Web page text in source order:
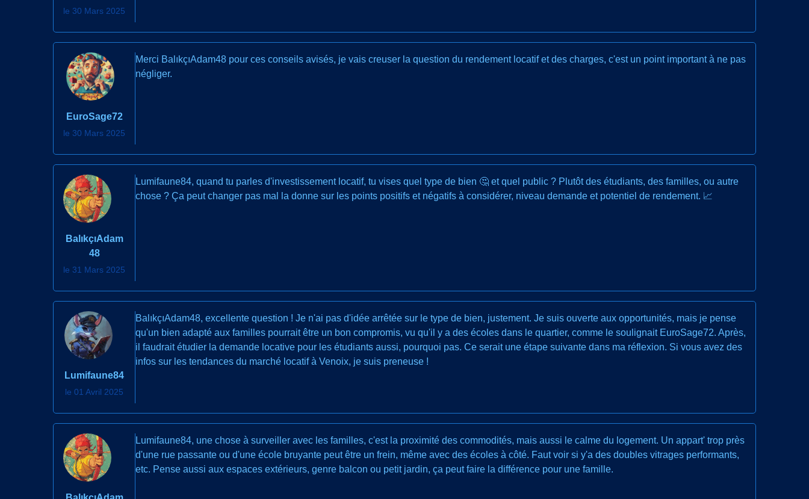
le 30 Mars 2025
EuroSage72
le 30 Mars 2025
Merci BalıkçıAdam48 pour ces conseils avisés, je vais creuser la question du rendement locatif et des charges, c'est un point important à ne pas
négliger.
BalıkçıAdam
48
le 31 Mars 2025
Lumifaune84, quand tu parles d'investissement locatif, tu vises quel type de bien 🤔 et quel public ? Plutôt des étudiants, des familles, ou autre
chose ? Ça peut changer pas mal la donne sur les points positifs et négatifs à considérer, niveau demande et potentiel de rendement. 📈
Lumifaune84
le 01 Avril 2025
BalıkçıAdam48, excellente question ! Je n'ai pas d'idée arrêtée sur le type de bien, justement. Je suis ouverte aux opportunités, mais je pense
qu'un bien adapté aux familles pourrait être un bon compromis, vu qu'il y a des écoles dans le quartier, comme le soulignait EuroSage72. Après,
il faudrait étudier la demande locative pour les étudiants aussi, pourquoi pas. Ce serait une étape suivante dans ma réflexion. Si vous avez des
infos sur les tendances du marché locatif à Venoix, je suis preneuse !
Lumifaune84, une chose à surveiller avec les familles, c'est la proximité des commodités, mais aussi le calme du logement. Un appart' trop près
d'une rue passante ou d'une école bruyante peut être un frein, même avec des écoles à côté. Faut voir si y'a des doubles vitrages performants,
etc. Pense aussi aux espaces extérieurs, genre balcon ou petit jardin, ça peut faire la différence pour une famille.